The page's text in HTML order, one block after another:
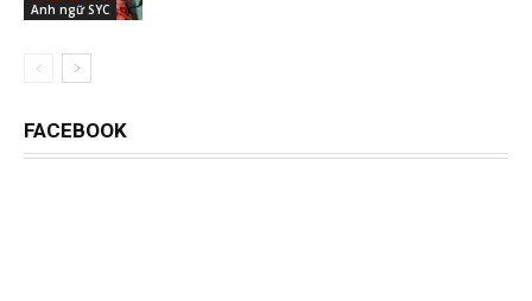
Anh ngữ SYC
FACEBOOK